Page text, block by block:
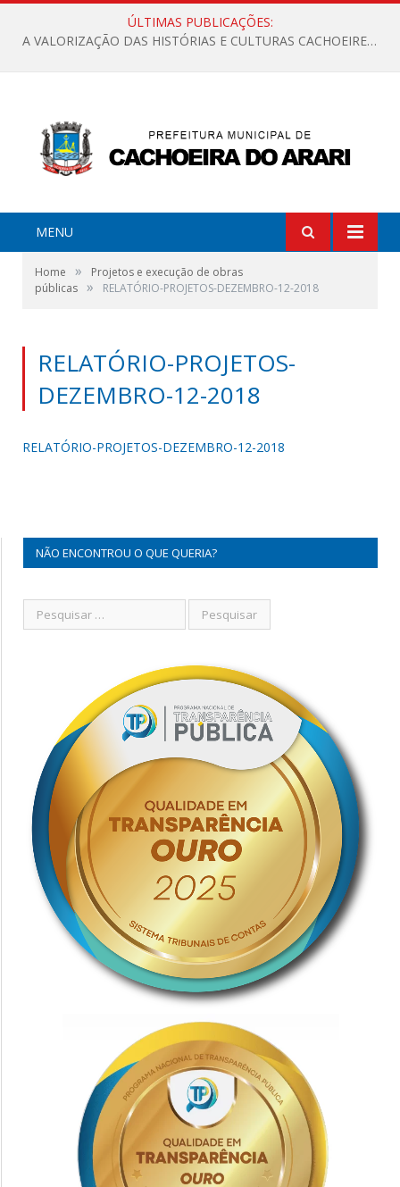
ÚLTIMAS PUBLICAÇÕES:
A VALORIZAÇÃO DAS HISTÓRIAS E CULTURAS CACHOEIRENSES
MENU
Home »
Projetos e execução de obras
públicas » RELATÓRIO-PROJETOS-DEZEMBRO-12-2018
RELATÓRIO-PROJETOS-
DEZEMBRO-12-2018
RELATÓRIO-PROJETOS-DEZEMBRO-12-2018
NÃO ENCONTROU O QUE QUERIA?